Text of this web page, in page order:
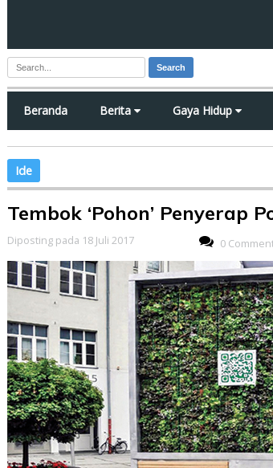
Search
Beranda Berita Gaya Hidup
Ide
Tembok ‘Pohon’ Penyerap
Diposting pada 18 Juli 2017 0